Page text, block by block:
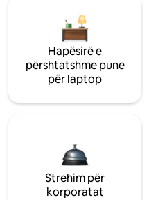
Hapësirë e
përshtatshme pune
për laptop
Strehim për
korporatat